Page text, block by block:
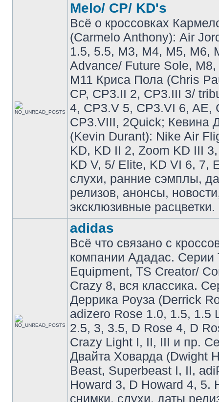
Melo/ CP/ KD's
Всё о кроссовках
(Carmelo Anthony): Air
1.5, 5.5, M3, M4, M5, M6,
Advance/ Future Sole,
M11 Криса Пола (Chris
CP, CP3.II 2, CP3.III 3/
4, CP3.V 5, CP3.VI 6, AE,
CP3.VIII, 2Quick; Кевина
(Kevin Durant): Nike Air
KD, KD II 2, Zoom KD III
KD V, 5/ Elite, KD VI 6, 7,
слухи, ранние сэмплы,
релизов, анонсы,
эксклюзивные расцветки.
adidas
Всё что связано с
компании Ададас. Серии
Equipment, TS Creator/
Crazy 8, вся классика.
Деррика Роуза (Derrick
adizero Rose 1.0, 1.5, 1.5
2.5, 3, 3.5, D Rose 4, D
Crazy Light I, II, III и пр.
Двайта Ховарда (Dwight
Beast, Superbeast I, II,
Howard 3, D Howard 4, 5.
снимки, слухи, даты